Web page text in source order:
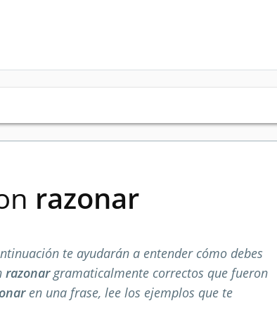
razonar
te ayudarán a entender cómo debes
razonargramaticalmente correctos que fueron
en una frase, lee los ejemplos que te